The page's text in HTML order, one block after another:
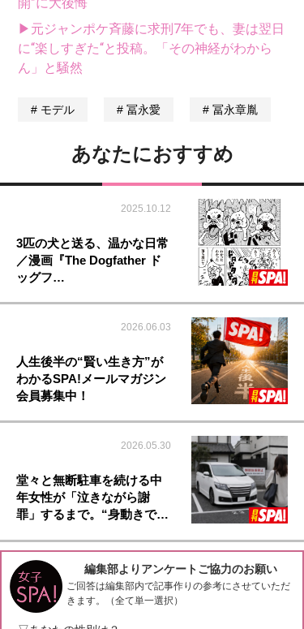
▶元ジャンポケ斉藤に求刑7年でも、妻は翌日
に“楽しすぎた“と投稿。「その神経がわから
ん」と騒然
モデル 冨永愛 冨永章胤
あなたにおすすめ
2025.10.12
3匹の犬と送る、温かな日常
／漫画『The Dogfather ド
ッグフ…
2026.06.03
人生後半の“賢い生き方”が
わかるSPA!メールマガジン
会員募集中！
2026.05.30
堂々と無断駐車を続ける中
年女性が「泣きながら謝
罪」するまで。“身動きで…